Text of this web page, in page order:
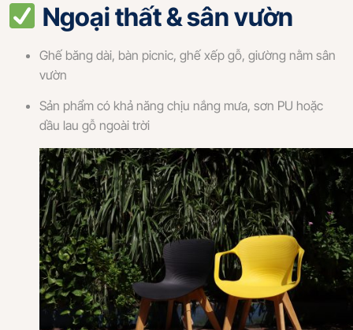
Ngoại thất & sân vườn
Ghế băng dài, bàn picnic, ghế xếp gỗ, giường nằm sân
vườn
Sản phẩm có khả năng chịu nắng mưa, sơn PU hoặc
dầu lau gỗ ngoài trời